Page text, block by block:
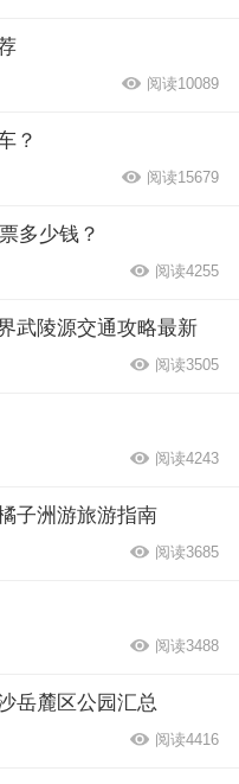
阅读10089
？
阅读15679
多少钱？
阅读4255
武陵源交通攻略最新
阅读3505
阅读4243
子洲游旅游指南
阅读3685
阅读3488
岳麓区公园汇总
阅读4416